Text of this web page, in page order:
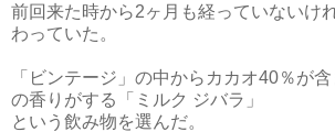
前回来た時から2ヶ月も経っていないけ
わっていた。
「ビンテージ」の中からカカオ40％が
の香りがする「ミルク ジバラ」
という飲み物を選んだ。